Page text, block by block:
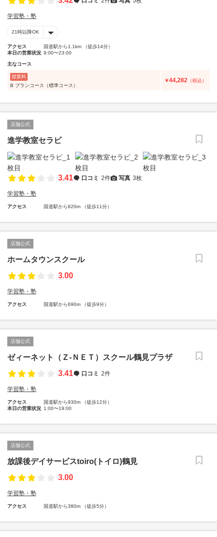
学習塾・塾
21時以降OK
アクセス
国道駅から1.1km （徒歩14分）
本日の営業状況 9:00〜23:00
主なコース
授業料
B プランコース（標準コース）
￥44,282 （税込）
店舗公式
進学教室セラビ
3.41 口コミ 2件 写真 3枚
学習塾・塾
アクセス 国道駅から820m （徒歩11分）
店舗公式
ホームタウンスクール
3.00
学習塾・塾
アクセス 国道駅から690m （徒歩9分）
店舗公式
ゼィーネット（Ｚ‐ＮＥＴ）スクール鶴見プラザ
3.41
口コミ 2件
学習塾・塾
アクセス
国道駅から930m （徒歩12分）
本日の営業状況 1:00〜19:00
店舗公式
放課後デイサービスtoiro(トイロ)鶴見
3.00
学習塾・塾
アクセス 国道駅から380m （徒歩5分）